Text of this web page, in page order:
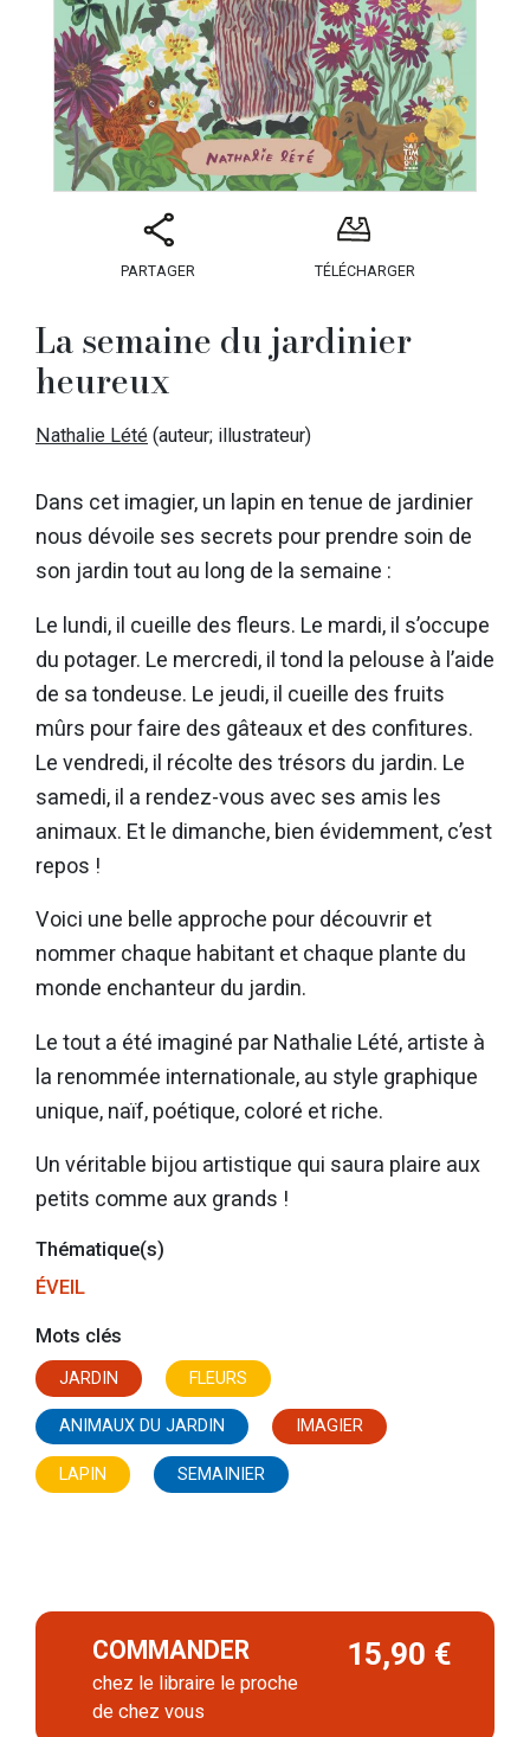
PARTAGER TÉLÉCHARGER
La semaine du jardinier
heureux
Nathalie Lété (auteur; illustrateur)
Dans cet imagier, un lapin en tenue de jardinier
nous dévoile ses secrets pour prendre soin de
son jardin tout au long de la semaine :
Le lundi, il cueille des fleurs. Le mardi, il s’occupe
du potager. Le mercredi, il tond la pelouse à l’aide
de sa tondeuse. Le jeudi, il cueille des fruits
mûrs pour faire des gâteaux et des confitures.
Le vendredi, il récolte des trésors du jardin. Le
samedi, il a rendez-vous avec ses amis les
animaux. Et le dimanche, bien évidemment, c’est
repos !
Voici une belle approche pour découvrir et
nommer chaque habitant et chaque plante du
monde enchanteur du jardin.
Le tout a été imaginé par Nathalie Lété, artiste à
la renommée internationale, au style graphique
unique, naïf, poétique, coloré et riche.
Un véritable bijou artistique qui saura plaire aux
petits comme aux grands !
Thématique(s)
ÉVEIL
Mots clés
JARDIN FLEURS
ANIMAUX DU JARDIN IMAGIER
LAPIN SEMAINIER
COMMANDER
chez le libraire le proche
de chez vous
15,90 €